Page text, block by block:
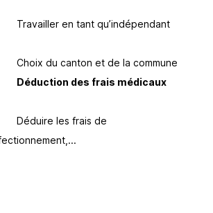
Travailler en tant qu’indépendant
Choix du canton et de la commune
Déduction des frais médicaux
Déduire les frais de